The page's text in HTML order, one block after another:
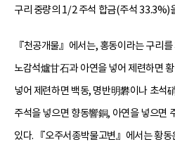
구리 중량의 1/2 주석 합금(주석 33.3%)
『천공개물』에서는, 홍동이라는 구리를
노감석爐甘石과 아연을 넣어 제련하면
넣어 제련하면 백동, 명반明礬이나 초석
주석을 넣으면 향동響銅, 아연을 넣으면
있다. 『오주서종박물고변』에서는 황동